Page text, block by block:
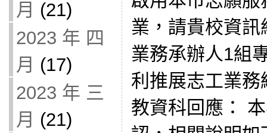
月 (21)
2023 年 四
月 (17)
2023 年 三
月 (21)
業，請貴校資
業務承辦人1組
利推展志工業
教資科回應：